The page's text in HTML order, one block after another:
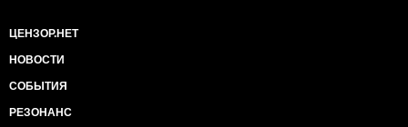
ЦЕНЗОР.НЕТ
НОВОСТИ
СОБЫТИЯ
РЕЗОНАНС